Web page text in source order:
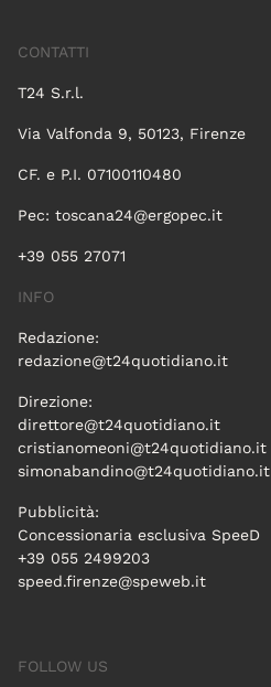
CONTATTI
T24 S.r.l.
Via Valfonda 9, 50123, Firenze
CF. e P.I. 07100110480
Pec: toscana24@ergopec.it
+39 055 27071
INFO
Redazione:
redazione@t24quotidiano.it
Direzione:
direttore@t24quotidiano.it
cristianomeoni@t24quotidiano.it
simonabandino@t24quotidiano.it
Pubblicità:
Concessionaria esclusiva SpeeD
+39 055 2499203
speed.firenze@speweb.it
FOLLOW US